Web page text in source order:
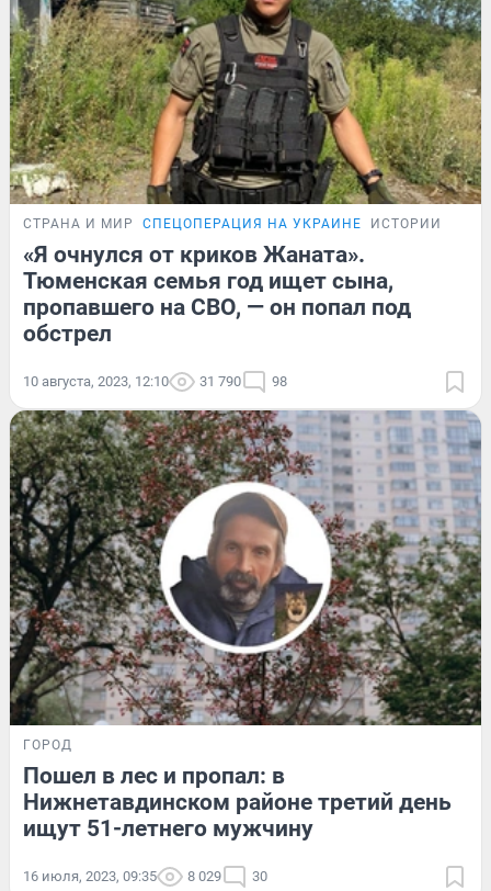
СТРАНА И МИР СПЕЦОПЕРАЦИЯ НА УКРАИНЕ ИСТОРИИ
«Я очнулся от криков Жаната».
Тюменская семья год ищет сына,
пропавшего на СВО, — он попал под
обстрел
10 августа, 2023, 12:10 31 790 98
ГОРОД
Пошел в лес и пропал: в
Нижнетавдинском районе третий день
ищут 51-летнего мужчину
16 июля, 2023, 09:35 8 029 30